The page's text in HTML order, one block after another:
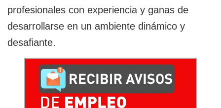
profesionales con experiencia y ganas de
desarrollarse en un ambiente dinámico y
desafiante.